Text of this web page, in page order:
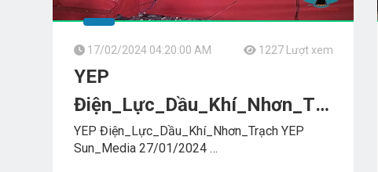
17/02/2024 04:20:00 AM 1227 Lượt xem
YEP
Điện_Lực_Dầu_Khí_Nhơn_Trạch
YEP Sun_Media 27/01/2024
YEP Điện_Lực_Dầu_Khí_Nhơn_Trạch YEP
Sun_Media 27/01/2024